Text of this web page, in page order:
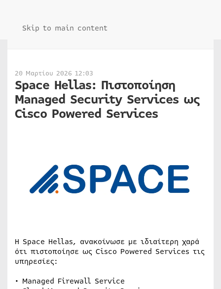
Skip to main content
20 Μαρτίου 2026 12:03
Space Hellas: Πιστοποίηση
Managed Security Services ως
Cisco Powered Services
Η Space Hellas, ανακοίνωσε με ιδιαίτερη χαρά
ότι πιστοποίησε ως Cisco Powered Services τις
υπηρεσίες:
• Managed Firewall Service